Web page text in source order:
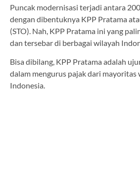
Puncak modernisasi terjadi antara
dengan dibentuknya KPP Pratama
(STO). Nah, KPP Pratama ini yang
dan tersebar di berbagai wilayah
Bisa dibilang, KPP Pratama adalah
dalam mengurus pajak dari mayoritas
Indonesia.